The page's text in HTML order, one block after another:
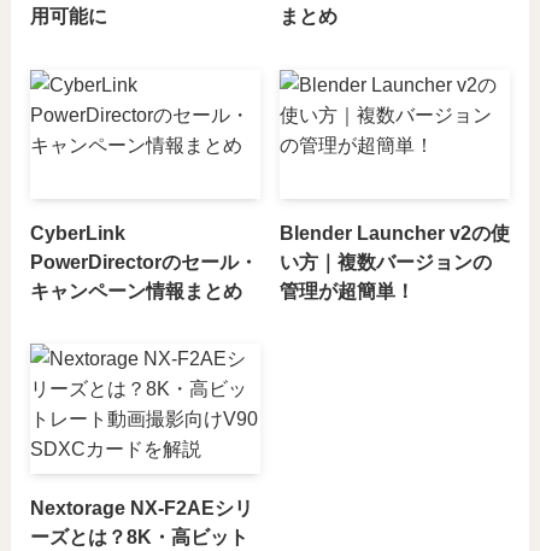
用可能に
まとめ
CyberLink
PowerDirectorのセール・
キャンペーン情報まとめ
Blender Launcher v2の使
い方｜複数バージョンの
管理が超簡単！
Nextorage NX-F2AEシリ
ーズとは？8K・高ビット